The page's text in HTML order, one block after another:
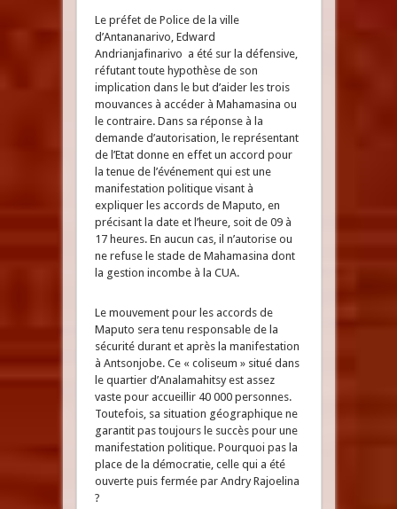
Le préfet de Police de la ville
d’Antananarivo, Edward
Andrianjafinarivo a été sur la défensive,
réfutant toute hypothèse de son
implication dans le but d’aider les trois
mouvances à accéder à Mahamasina ou
le contraire. Dans sa réponse à la
demande d’autorisation, le représentant
de l’Etat donne en effet un accord pour
la tenue de l’événement qui est une
manifestation politique visant à
expliquer les accords de Maputo, en
précisant la date et l’heure, soit de 09 à
17 heures. En aucun cas, il n’autorise ou
ne refuse le stade de Mahamasina dont
la gestion incombe à la CUA.
Le mouvement pour les accords de
Maputo sera tenu responsable de la
sécurité durant et après la manifestation
à Antsonjobe. Ce « coliseum » situé dans
le quartier d’Analamahitsy est assez
vaste pour accueillir 40 000 personnes.
Toutefois, sa situation géographique ne
garantit pas toujours le succès pour une
manifestation politique. Pourquoi pas la
place de la démocratie, celle qui a été
ouverte puis fermée par Andry Rajoelina
?